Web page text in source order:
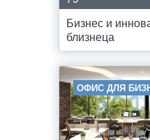
Бизнес и
близнеца
ОФИС ДЛЯ